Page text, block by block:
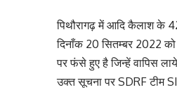
पिथौरागढ़ में आदि कैलाश के
दिनाँक 20 सितम्बर 2022
पर फंसे हुए है जिन्हें वापिस
उक्त सूचना पर SDRF टीम SI